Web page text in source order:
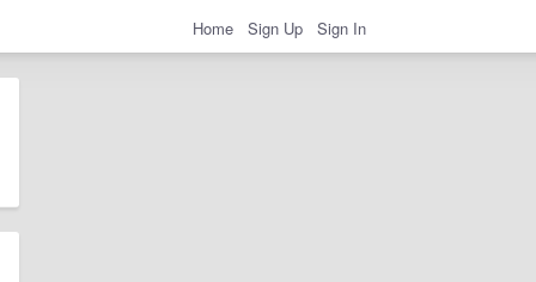
Home Sign Up Sign In